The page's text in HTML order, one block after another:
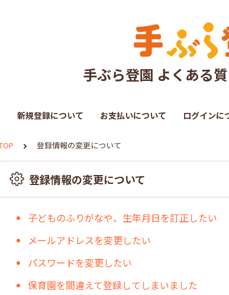
手ぶら登園 よくある
新規登録について お支払いについて ログインに
登録情報の変更について
登録情報の変更について
子どものふりがなや、生年月日を訂正したい
メールアドレスを変更したい
パスワードを変更したい
保育園を間違えて登録してしまいました